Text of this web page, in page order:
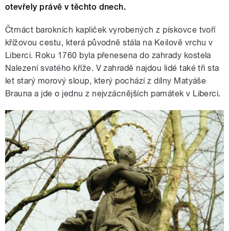
otevřely právě v těchto dnech.
Čtrnáct barokních kapliček vyrobených z pískovce tvoří
křížovou cestu, která původně stála na Keilově vrchu v
Liberci. Roku 1760 byla přenesena do zahrady kostela
Nalezení svatého kříže. V zahradě najdou lidé také tři sta
let starý morový sloup, který pochází z dílny Matyáše
Brauna a jde o jednu z nejvzácnějších památek v Liberci.